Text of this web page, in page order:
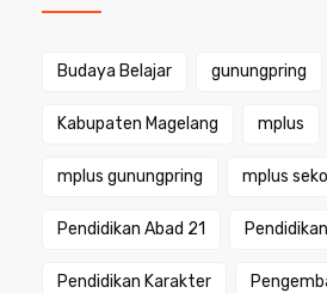
Budaya Belajar gunungpring
Kabupaten Magelang mplus
mplus gunungpring mplus
Pendidikan Abad 21
Pendidikan Karakter